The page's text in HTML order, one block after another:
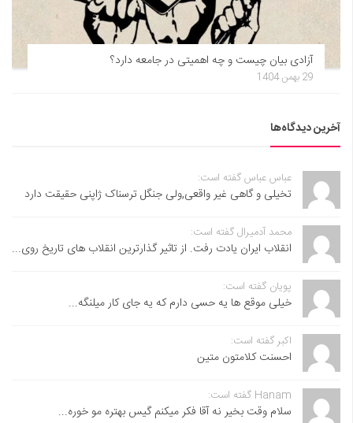
آزادی بیان چیست و چه اهمیتی در جامعه دارد؟
29 بهمن 1404
آخرین دیدگاه‌ها
عباس عباس گفته است:
تخیلی و گاهی غیر واقعی,ولی جنگل ترسناک ژاپنی حقیقت دارد
محمد آدمیرال گفته است:
انقلاب ایران یادت رفت. از تاثیر گذارترین انقلاب های تاریخ روی...
پویان گفته است:
خیلی موقع ها یه حسی دارم که یه جای کار میلنگه...
اکبر گفته است:
احسنت ‌کلامتون متین
Hanam گفته است:
سلام وقت بخیر نه آقا فکر میکنم گیس بهتره مو خوره...